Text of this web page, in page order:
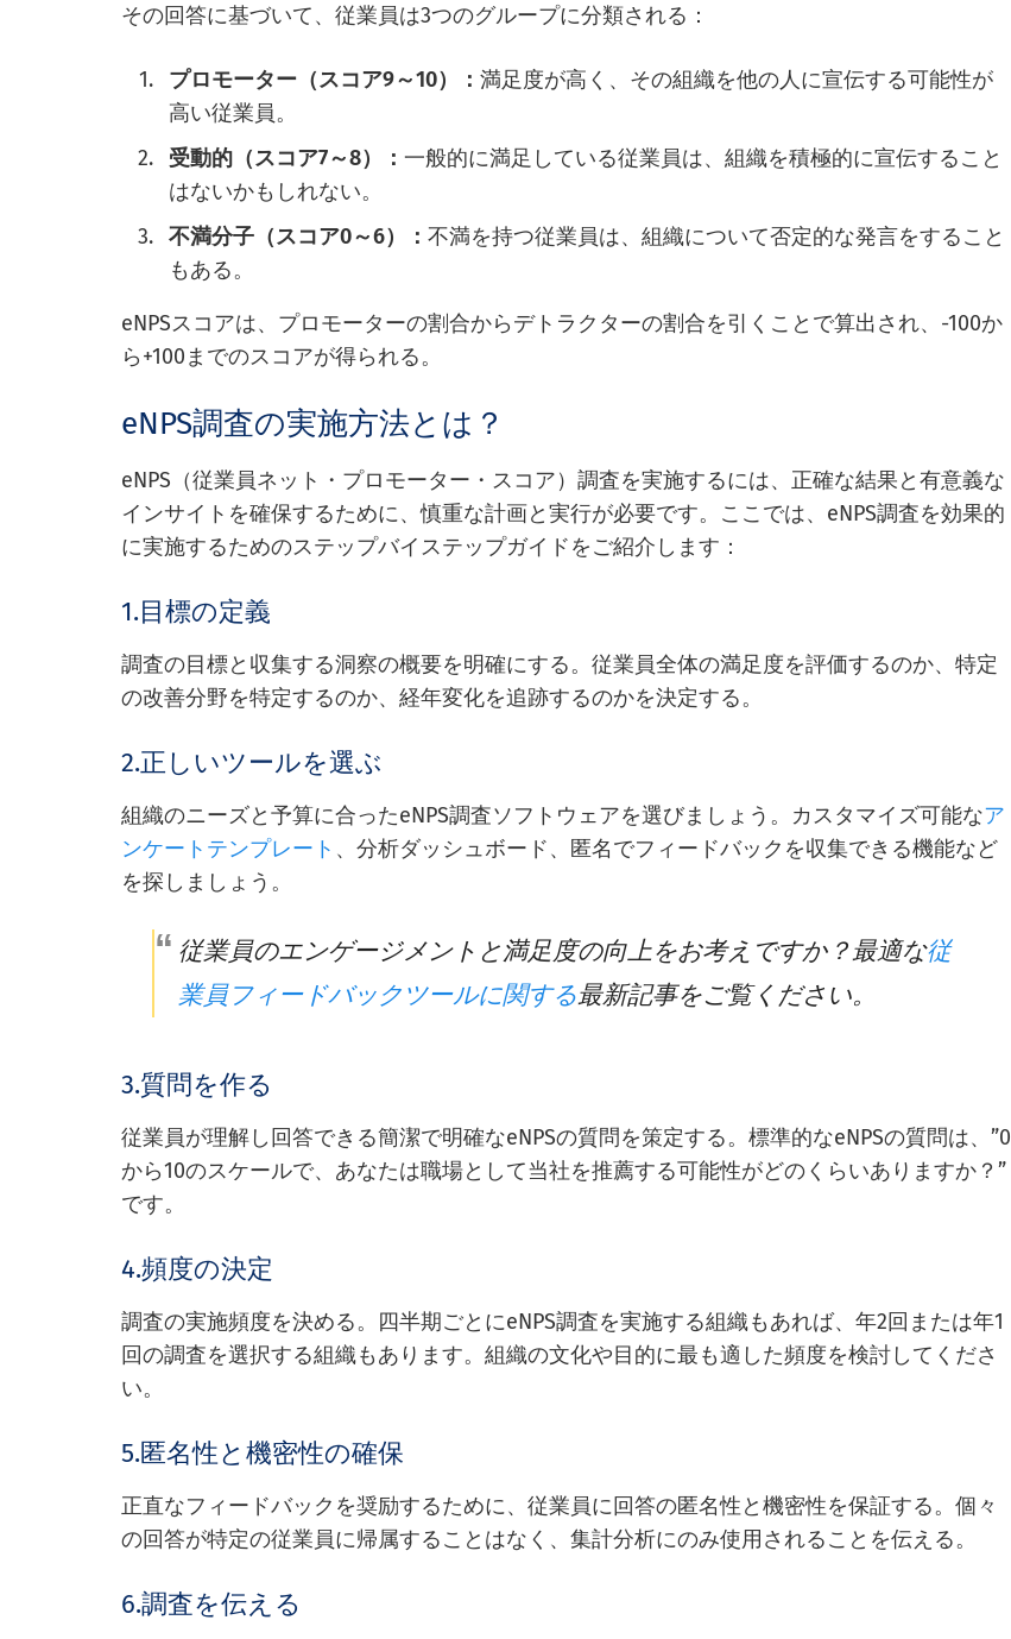
その回答に基づいて、従業員は3つのグループに分類される：
プロモーター（スコア9～10）：満足度が高く、その組織を他の人に宣伝する可能性が
高い従業員。
受動的（スコア7～8）：一般的に満足している従業員は、組織を積極的に宣伝すること
はないかもしれない。
不満分子（スコア0～6）：不満を持つ従業員は、組織について否定的な発言をすること
もある。
eNPSスコアは、プロモーターの割合からデトラクターの割合を引くことで算出され、-100か
ら+100までのスコアが得られる。
eNPS調査の実施方法とは？
eNPS（従業員ネット・プロモーター・スコア）調査を実施するには、正確な結果と有意義な
インサイトを確保するために、慎重な計画と実行が必要です。ここでは、eNPS調査を効果的
に実施するためのステップバイステップガイドをご紹介します：
1.目標の定義
調査の目標と収集する洞察の概要を明確にする。従業員全体の満足度を評価するのか、特定
の改善分野を特定するのか、経年変化を追跡するのかを決定する。
2.正しいツールを選ぶ
組織のニーズと予算に合ったeNPS調査ソフトウェアを選びましょう。カスタマイズ可能なア
ンケートテンプレート 、分析ダッシュボード、匿名でフィードバックを収集できる機能など
を探しましょう。
従業員のエンゲージメントと満足度の向上をお考えですか？最適な従
業員フィードバックツールに関する最新記事をご覧ください。
3.質問を作る
従業員が理解し回答できる簡潔で明確なeNPSの質問を策定する。標準的なeNPSの質問は、”0
から10のスケールで、あなたは職場として当社を推薦する可能性がどのくらいありますか？”
です。
4.頻度の決定
調査の実施頻度を決める。四半期ごとにeNPS調査を実施する組織もあれば、年2回または年1
回の調査を選択する組織もあります。組織の文化や目的に最も適した頻度を検討してくださ
い。
5.匿名性と機密性の確保
正直なフィードバックを奨励するために、従業員に回答の匿名性と機密性を保証する。個々
の回答が特定の従業員に帰属することはなく、集計分析にのみ使用されることを伝える。
6.調査を伝える